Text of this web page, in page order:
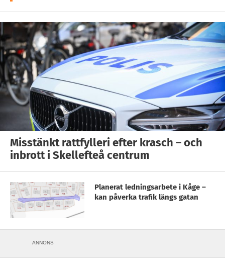
Misstänkt rattfylleri efter krasch – och
inbrott i Skellefteå centrum
Planerat ledningsarbete i Kåge –
kan påverka trafik längs gatan
ANNONS